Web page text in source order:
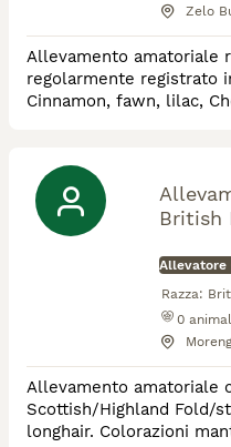
Zelo
Allevamento amatoriale
regolarmente registrato
Cinnamon, fawn, lilac,
British
Allevatore
Razza:
0
Allevamento amatoriale
Scottish/Highland Fold/
longhair. Colorazioni